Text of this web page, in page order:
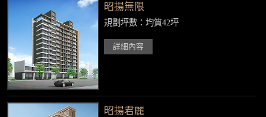
昭揚無限
規劃坪數：均質42坪
詳細內容
昭揚君麗